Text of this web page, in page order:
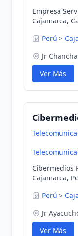
Empresa
Cajamarca,
Perú >
Jr
Ver Más
Cibermedios
Cajamarca,
Perú >
Jr
Ver Más